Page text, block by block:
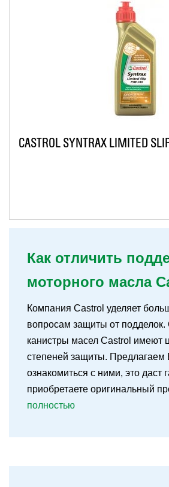
CASTROL SYNTRAX LIMITED
Как отличить
моторного масла
Компания Castrol уделяет
вопросам защиты от
канистры масел Castrol имеют
степеней защиты. Предлагаем
ознакомиться с ними, это даст
приобретаете оригинальный
полностью